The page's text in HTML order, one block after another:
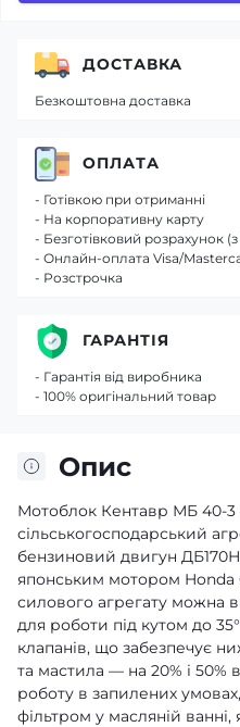
Опис
Мотоблок Кентавр МБ 40-
сільськогосподарський
бензиновий двигун
японським мотором Honda
силового агрегату можна
для роботи під кутом до
клапанів, що забезпечує
та мастила — на 20% і 50%
роботу в запилених
фільтром у масляній
ДОСТАВКА
Безкоштовна доставка
ОПЛАТА
- Готівкою при отриманні
- На корпоративну карту
- Безготівковий розрахунок
- Онлайн-оплата Visa/
- Розстрочка
ГАРАНТІЯ
- Гарантія від виробника
- 100% оригінальний товар